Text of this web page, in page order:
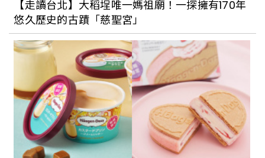
【走讀台北】大稻埕唯一媽祖廟！一探擁有170年
悠久歷史的古蹟「慈聖宮」